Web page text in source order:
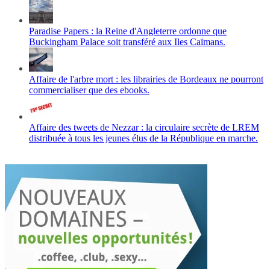
Paradise Papers : la Reine d'Angleterre ordonne que
Buckingham Palace soit transféré aux Iles Caïmans.
Affaire de l'arbre mort : les librairies de Bordeaux ne pourront
commercialiser que des ebooks.
Affaire des tweets de Nezzar : la circulaire secrète de LREM
distribuée à tous les jeunes élus de la République en marche.